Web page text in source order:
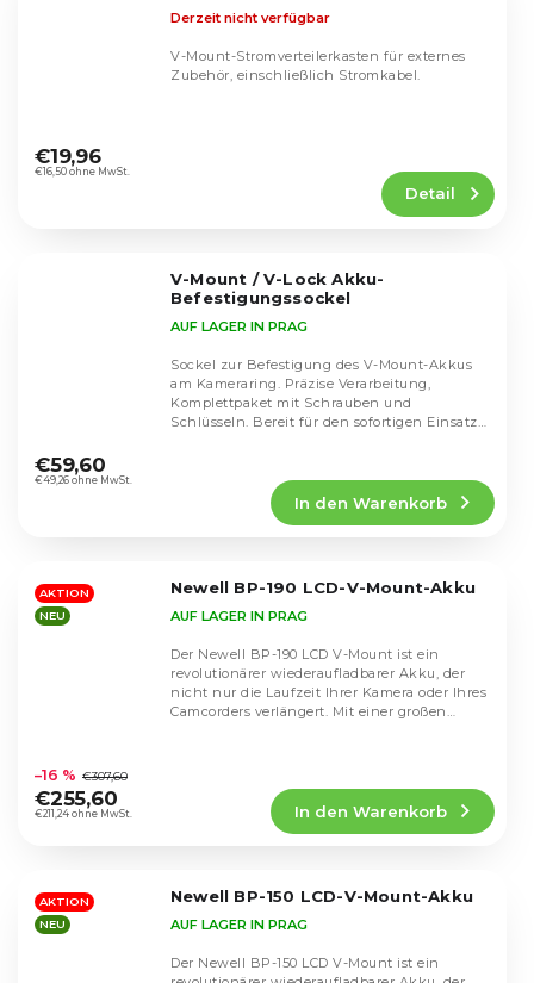
durchschnittliche
Produktbewertung
Derzeit nicht verfügbar
€16,50 ohne MwSt.
€19,96
Detail
V-Mount-Stromverteilerkasten für externes
Zubehör, einschließlich Stromkabel.
V-Mount / V-Lock Akku-
Befestigungssockel
durchschnittliche
Produktbewertung
Sternen.
AUF LAGER IN PRAG
€49,26 ohne MwSt.
€59,60
In den Warenkorb
Sockel zur Befestigung des V-Mount-Akkus
am Kameraring. Präzise Verarbeitung,
Komplettpaket mit Schrauben und
Schlüsseln. Bereit für den sofortigen Einsatz
AKTION
NEU
Newell BP-190 LCD-V-Mount-Akku
durchschnittliche
Produktbewertung
ist
Sternen.
AUF LAGER IN PRAG
€211,24 ohne MwSt.
–16 % €307,60
€255,60
In den Warenkorb
Der Newell BP-190 LCD V-Mount ist ein
revolutionärer wiederaufladbarer Akku, der
nicht nur die Laufzeit Ihrer Kamera oder Ihres
Camcorders verlängert. Mit einer großen
AKTION
NEU
Newell BP-150 LCD-V-Mount-Akku
AUF LAGER IN PRAG
Der Newell BP-150 LCD V-Mount ist ein